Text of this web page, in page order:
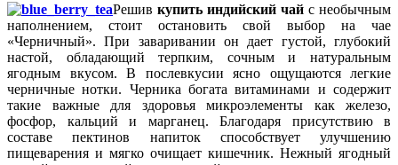
Решив купить индийский чай с необычным
наполнением, стоит остановить свой выбор на чае
«Черничный». При заваривании он дает густой, глубокий
настой, обладающий терпким, сочным и натуральным
ягодным вкусом. В послевкусии ясно ощущаются легкие
черничные нотки. Черника богата витаминами и содержит
такие важные для здоровья микроэлементы как железо,
фосфор, кальций и марганец. Благодаря присутствию в
составе пектинов напиток способствует улучшению
пищеварения и мягко очищает кишечник. Нежный ягодный